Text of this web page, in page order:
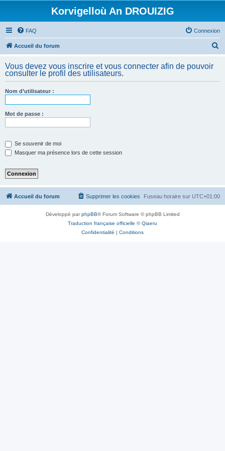
Korvigelloù An DROUIZIG
FAQ Connexion
Accueil du forum
h
Vous devez vous inscrire et vous connecter afin de pouvoir
consulter le profil des utilisateurs.
Nom d’utilisateur :
Mot de passe :
Se souvenir de moi
Masquer ma présence lors de cette session
Accueil du forum Fuseau horaire sur UTC+01:00
Supprimer les cookies
Développé parphpBB® Forum Software © phpBB Limited
Traduction française officielle ©Qiaeru
Confidentialité | Conditions